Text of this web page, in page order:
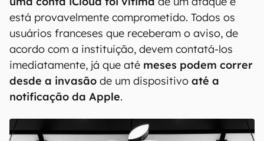
está provavelmente comprometido. Todos os
usuários franceses que receberam o aviso, de
acordo com a instituição, devem contatá-los
imediatamente, já que até meses podem correr
desde a invasão de um dispositivo até a
notificação da Apple.